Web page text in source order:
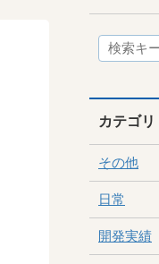
カテゴリ
その他
日常
開発実績